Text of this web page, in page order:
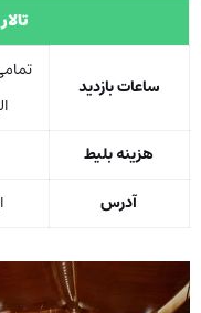
ساعات بازدید
الی 20 و
هزینه بلیط
آدرس